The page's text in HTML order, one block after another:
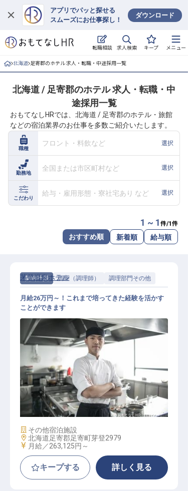
アプリでパッと探せる
スムーズにお仕事探し！
ダウンロード
転職相談 求人検索 キープ メニュー
ログイン
求人・施設を探す
就職・転職 合同説明会
おもてなしHRについて
ご利用の流れ
よくある質問
ホテル・宿泊業界情報コラム
転職サポートに申し込む
北海道 足寄郡のホテル 求人・転職・中途採用一覧
北海道 / 足寄郡のホテル 求人・転職・中
途採用一覧
おもてなしHRでは、北海道 / 足寄郡のホテル・旅館
などの宿泊業界のお仕事を多数ご紹介いたします。
職種
フロント・料飲など 選択
勤務地
全国または市区町村など 選択
こだわり
給与・雇用形態・寮社宅あり など 選択
1 ~ 1 件/1 件
おすすめ順 新着順 給与順
契約社員 調理（調理師） 調理部門その他
調理スタッフ（マルチタスク含む）
茅登温泉ホテル
月給26万円～！これまで培ってきた経験を活かす
ことができます
施設業態
その他宿泊施設
勤務地
北海道足寄郡足寄町芽登2979
給与
月給／263,125円～
キープする 詳しく見る